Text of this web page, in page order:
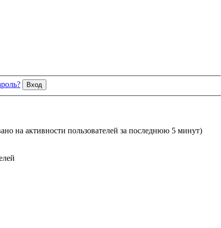
на активности пользователей за последнюю 5 минут)